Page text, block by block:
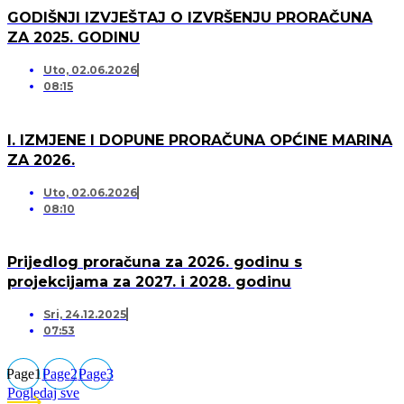
GODIŠNJI IZVJEŠTAJ O IZVRŠENJU PRORAČUNA
ZA 2025. GODINU
Uto, 02.06.2026
08:15
I. IZMJENE I DOPUNE PRORAČUNA OPĆINE MARINA
ZA 2026.
Uto, 02.06.2026
08:10
Prijedlog proračuna za 2026. godinu s
projekcijama za 2027. i 2028. godinu
Sri, 24.12.2025
07:53
Page1Page2Page3
Pogledaj sve